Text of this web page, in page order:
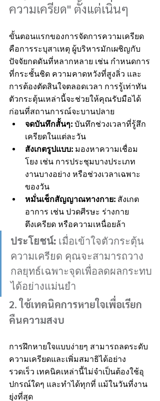
ความเครียด" ตั้งแต่เนิ่นๆ
ขั้นตอนแรกของการจัดการความเครียด
คือการระบุสาเหตุ ผู้บริหารมักเผชิญกับ
ปัจจัยกดดันที่หลากหลาย เช่น กำหนดการ
ที่กระชั้นชิด ความคาดหวังที่สูงลิ่ว และ
การต้องตัดสินใจตลอดเวลา การรู้เท่าทัน
ตัวกระตุ้นเหล่านี้จะช่วยให้คุณรับมือได้
ก่อนที่สถานการณ์จะบานปลาย
จดบันทึกสั้นๆ: บันทึกช่วงเวลาที่รู้สึก
เครียดในแต่ละวัน
สังเกตรูปแบบ: มองหาความเชื่อม
โยง เช่น การประชุมบางประเภท
งานบางอย่าง หรือช่วงเวลาเฉพาะ
ของวัน
หมั่นเช็กสัญญาณทางกาย: สังเกต
อาการ เช่น ปวดศีรษะ ร่างกาย
ตึงเครียด หรือความเหนื่อยล้า
ประโยชน์: เมื่อเข้าใจตัวกระตุ้น
ความเครียด คุณจะสามารถวาง
กลยุทธ์เฉพาะจุดเพื่อลดผลกระทบ
ได้อย่างแม่นยำ
2. ใช้เทคนิคการหายใจเพื่อเรียก
คืนความสงบ
การฝึกหายใจแบบง่ายๆ สามารถลดระดับ
ความเครียดและเพิ่มสมาธิได้อย่าง
รวดเร็ว เทคนิคเหล่านี้ไม่จำเป็นต้องใช้อุ
ปกรณ์ใดๆ และทำได้ทุกที่ แม้ในวันที่งาน
ยุ่งที่สุด